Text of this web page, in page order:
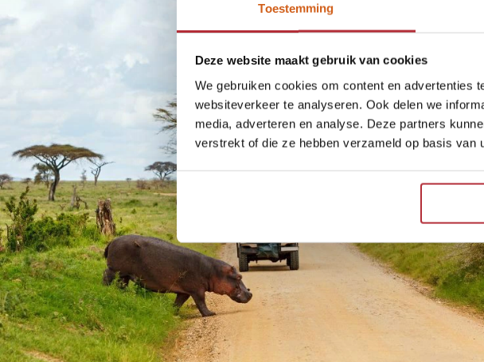
Toestemming
Deze website maakt gebruik van cookies
We gebruiken cookies om content en advertenties
websiteverkeer te analyseren. Ook delen we
media, adverteren en analyse. Deze partners
verstrekt of die ze hebben verzameld op basis van